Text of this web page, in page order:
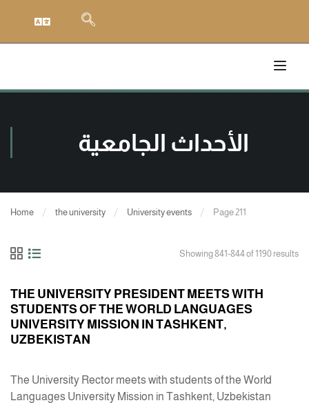
الأحداث الجامعية
Home the university University events Page 211
Showing 841-844 of 1190 results
THE UNIVERSITY PRESIDENT MEETS WITH
STUDENTS OF THE WORLD LANGUAGES
UNIVERSITY MISSION IN TASHKENT,
UZBEKISTAN
The University Rector meets with students of the World
Languages University Mission in Tashkent, Uzbekistan